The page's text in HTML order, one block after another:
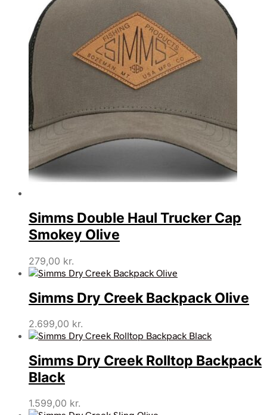
Simms Double Haul Trucker Cap
Smokey Olive
279,00 kr.
Simms Dry Creek Backpack Olive
2.699,00 kr.
Simms Dry Creek Rolltop Backpack
Black
1.599,00 kr.